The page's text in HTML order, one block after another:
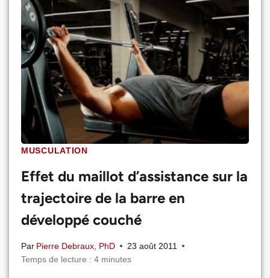
MUSCULATION
Effet du maillot d’assistance sur la
trajectoire de la barre en
développé couché
Par Pierre Debraux, PhD
23 août 2011
Temps de lecture : 4 minutes